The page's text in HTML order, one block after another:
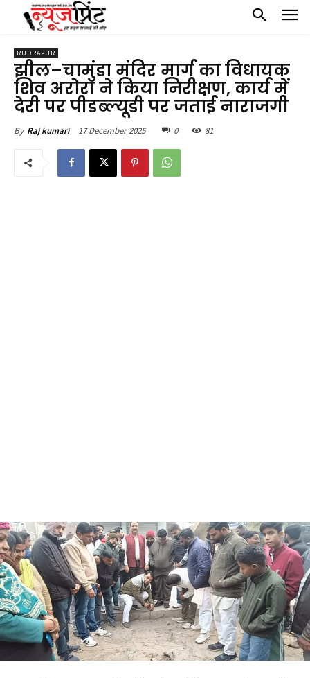
RUDRAPUR
झील–चामुंडा मंदिर मार्ग का विधायक
शिव अरोरा ने किया निरीक्षण, कार्य में
देरी पर पीडब्ल्यूडी पर जताई नाराजगी
By Raj kumari 17 December 2025 0 81